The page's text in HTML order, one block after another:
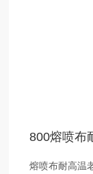
800熔喷布
熔喷布耐高温